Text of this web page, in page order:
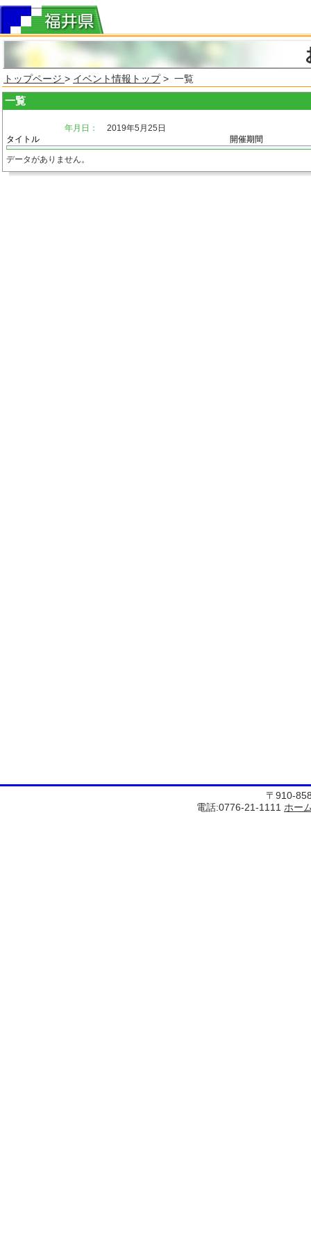
トップページ > イベント情報トップ> 一覧
一覧
年月日：
2019年5月25日
タイトル
開催期間
データがありません。
〒910-
電話:0776-21-1111 ホー